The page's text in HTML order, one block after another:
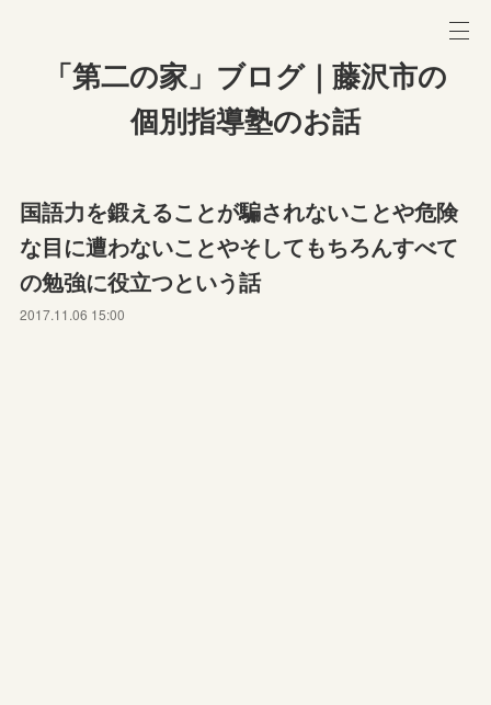
「第二の家」ブログ｜藤沢市の
個別指導塾のお話
国語力を鍛えることが騙されないことや危険
な目に遭わないことやそしてもちろんすべて
の勉強に役立つという話
2017.11.06 15:00